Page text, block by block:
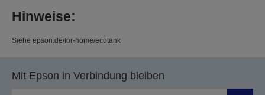
Hinweise:
Siehe epson.de/for-home/ecotank
Mit Epson in Verbindung bleiben